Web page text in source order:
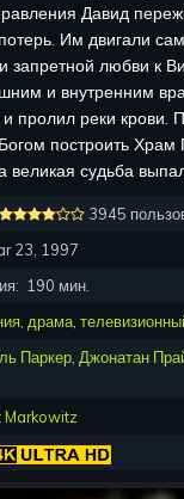
Давид
Им двигали
запретной любви к
и внутренним
пролил реки крови.
построить Храм
великая судьба
3945
23, 1997
190 мин.
драма
Паркер Джонатан
Markowitz